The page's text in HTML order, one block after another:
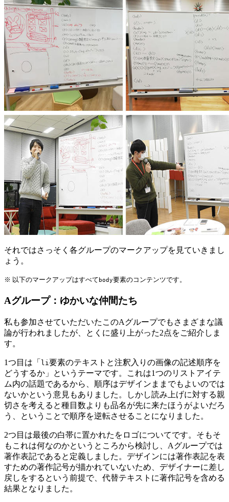
それではさっそく各グループのマークアップを見ていきまし
ょう。
※ 以下のマークアップはすべて body要素のコンテンツです。
Aグループ：ゆかいな仲間たち
私も参加させていただいたこのAグループでもさまざまな議
論が行われましたが、とくに盛り上がった2点をご紹介しま
す。
1つ目は「 li 要素のテキストと注釈入りの画像の記述順序を
どうするか」というテーマです。これは1つのリストアイテ
ム内の話題であるから、順序はデザインままでもよいのでは
ないかという意見もありました。しかし読み上げに対する親
切さを考えると種目数よりも品名が先に来たほうがよいだろ
う、ということで順序を逆転させることになりました。
2つ目は最後の白帯に置かれたをロゴについてです。そもそ
もこれは何なのかというところから検討し、Aグループでは
著作表記であると定義しました。デザインには著作表記を表
すための著作記号が描かれていないため、デザイナーに差し
戻しをするという前提で、代替テキストに著作記号を含める
結果となりました。